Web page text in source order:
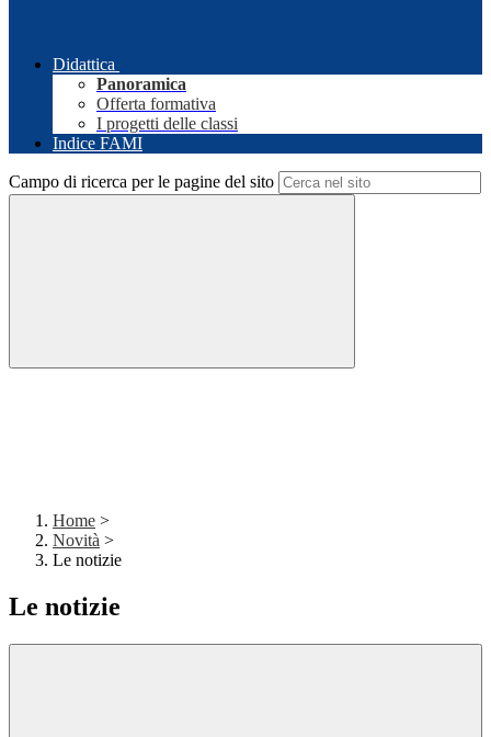
Didattica
Panoramica
Offerta formativa
I progetti delle classi
Indice FAMI
Campo di ricerca per le pagine del sito
Home >
Novità >
Le notizie
Le notizie